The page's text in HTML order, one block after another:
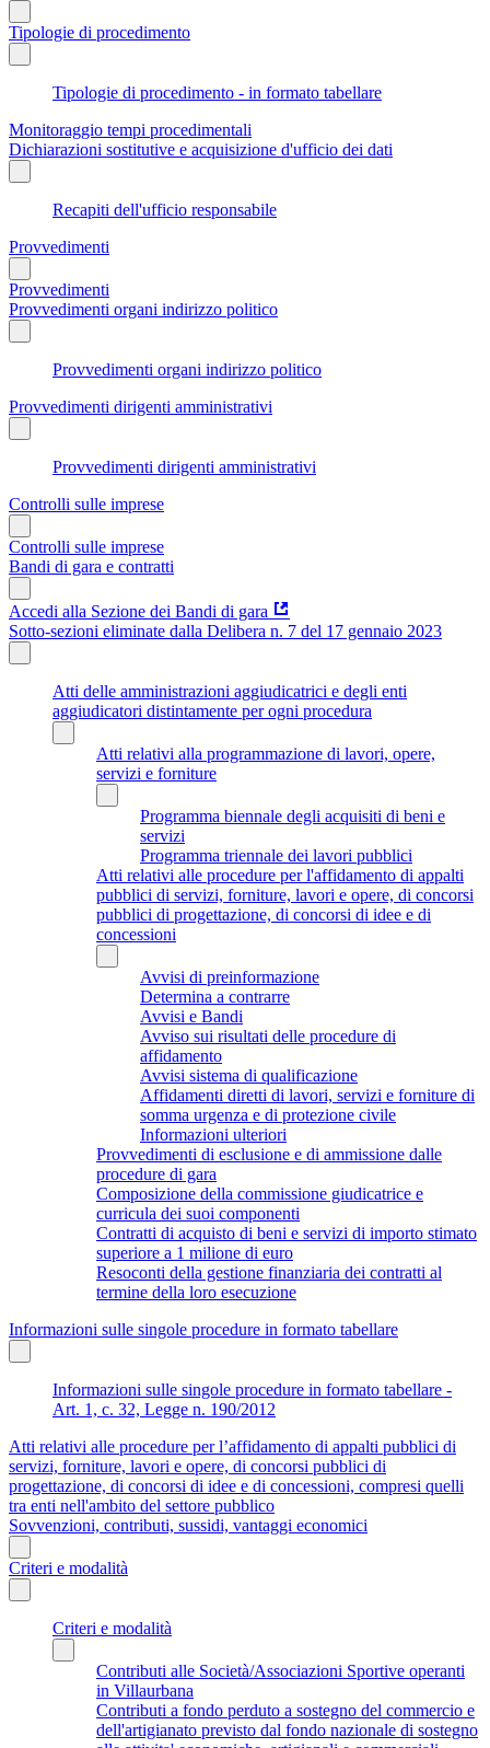
Tipologie di procedimento
Tipologie di procedimento - in formato tabellare
Monitoraggio tempi procedimentali
Dichiarazioni sostitutive e acquisizione d'ufficio dei dati
Recapiti dell'ufficio responsabile
Provvedimenti
Provvedimenti
Provvedimenti organi indirizzo politico
Provvedimenti organi indirizzo politico
Provvedimenti dirigenti amministrativi
Provvedimenti dirigenti amministrativi
Controlli sulle imprese
Controlli sulle imprese
Bandi di gara e contratti
Accedi alla Sezione dei Bandi di gara
Sotto-sezioni eliminate dalla Delibera n. 7 del 17 gennaio 2023
Atti delle amministrazioni aggiudicatrici e degli enti
aggiudicatori distintamente per ogni procedura
Atti relativi alla programmazione di lavori, opere,
servizi e forniture
Programma biennale degli acquisiti di beni e
servizi
Programma triennale dei lavori pubblici
Atti relativi alle procedure per l'affidamento di appalti
pubblici di servizi, forniture, lavori e opere, di concorsi
pubblici di progettazione, di concorsi di idee e di
concessioni
Avvisi di preinformazione
Determina a contrarre
Avvisi e Bandi
Avviso sui risultati delle procedure di
affidamento
Avvisi sistema di qualificazione
Affidamenti diretti di lavori, servizi e forniture di
somma urgenza e di protezione civile
Informazioni ulteriori
Provvedimenti di esclusione e di ammissione dalle
procedure di gara
Composizione della commissione giudicatrice e
curricula dei suoi componenti
Contratti di acquisto di beni e servizi di importo stimato
superiore a 1 milione di euro
Resoconti della gestione finanziaria dei contratti al
termine della loro esecuzione
Informazioni sulle singole procedure in formato tabellare
Informazioni sulle singole procedure in formato tabellare -
Art. 1, c. 32, Legge n. 190/2012
Atti relativi alle procedure per l’affidamento di appalti pubblici di
servizi, forniture, lavori e opere, di concorsi pubblici di
progettazione, di concorsi di idee e di concessioni, compresi quelli
tra enti nell'ambito del settore pubblico
Sovvenzioni, contributi, sussidi, vantaggi economici
Criteri e modalità
Criteri e modalità
Contributi alle Società/Associazioni Sportive operanti
in Villaurbana
Contributi a fondo perduto a sostegno del commercio e
dell'artigianato previsto dal fondo nazionale di sostegno